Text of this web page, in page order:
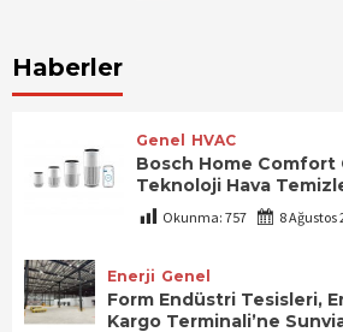
Haberler
Genel HVAC
Bosch Home Comfort
Teknoloji Hava
Okunma: 757 8 Ağustos
Enerji Genel
Form Endüstri Tesisleri,
Kargo Terminali’ne